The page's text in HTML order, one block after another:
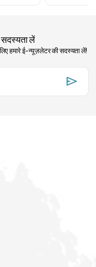
लें
हमारे ई-न्यूज़लेटर की सदस्यता लें!